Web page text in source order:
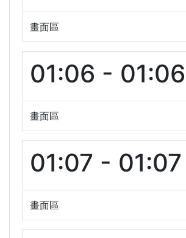
畫面區
01:06 - 01:06
畫面區
01:07 - 01:07
畫面區